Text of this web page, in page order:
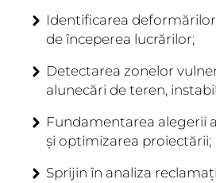
Identificarea
de începerea lucrărilor;
Detectarea zonelor
alunecări de teren,
Fundamentarea alegerii
și optimizarea proiectării;
Sprijin în analiza